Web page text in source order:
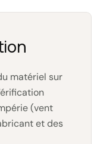
matériel sur
(vent
et des